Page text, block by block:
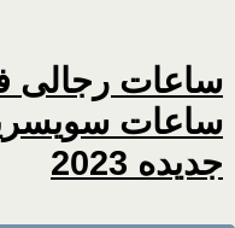
جديده 2023